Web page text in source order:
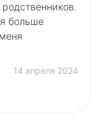
больше
14 апреля 2024